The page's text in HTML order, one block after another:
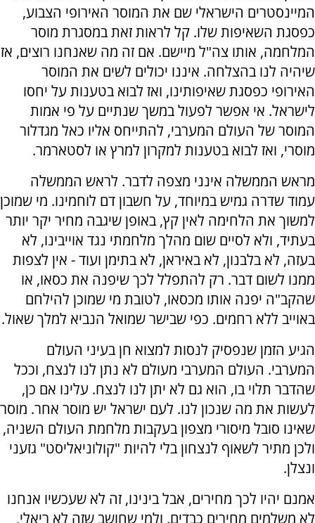
המיינסטרים הישראלי שם את המוסר האירופי הצבוע,
כפסגת השאיפות שלו. קל לראות זאת במסגרת מוסר
המלחמה, אותו צה"ל מיישם. אם זה מה שאנחנו רוצים, אז
שיהיה לנו בהצלחה. איננו יכולים לשים את המוסר
האירופי כפסגת שאיפותינו, ואז לבוא בטענות על יחסו
לישראל. אי אפשר לפעול במשך שנתיים על פי אמות
המוסר של העולם המערבי, להתייחס אליו כאל מגדלור
מוסרי, ואז לבוא בטענות למקרון למרץ או לסטארמר.
מראש הממשלה אינני מצפה לדבר. לראש הממשלה
עמוד שדרה גמיש במיוחד, על חשבון דם לוחמינו. מי שמוכן
למשוך את הלחימה לאין קץ, באופן שיגבה מחיר יקר יותר
בעתיד, ולא לסיים שום מהלך מלחמתי נגד אוייבינו, לא
בעזה, לא בלבנון, לא באיראן, לא בתימן ועוד - אין לצפות
ממנו לשום דבר. רק להתפלל לכך שיפנה את כסאו, או
שהקב"ה יפנה אותו מכסאו, לטובת מי שמוכן להילחם
באוייב ללא רחמים. כפי שבישר שמואל הנביא למלך שאול.
הגיע הזמן שנפסיק לנסות למצוא חן בעיני העולם
המערבי. העולם המערבי מעולם לא נתן לנו לנצח, וככל
שהדבר תלוי בו, הוא גם לא יתן לנו לנצח. עלינו אם כן,
לעשות את מה שנכון לנו. לעם ישראל יש מוסר אחר. מוסר
שאינו סובל מיסורי מצפון בעקבות מלחמת העולם השניה,
ולכן מתיר לשאוף לנצחון בלי להיות "קולוניאליסט" גזעני
ונצלן.
אמנם יהיו לכך מחירים, אבל בינינו, זה לא שעכשיו אנחנו
לא משלמים מחירים כבדים. ולמי שחושב שזה לא ריאלי,